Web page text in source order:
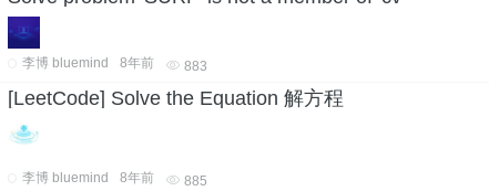
李博 bluemind
8年前 883
[LeetCode] Solve the Equation 解方程
李博 bluemind
8年前 885